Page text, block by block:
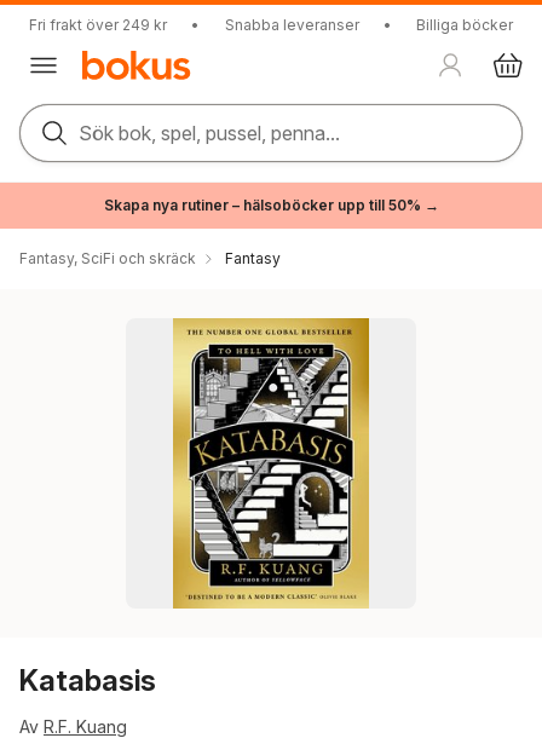
Fri frakt över 249 kr • Snabba leveranser • Billiga böcker
Sök bok, spel, pussel, penna...
Skapa nya rutiner – hälsoböcker upp till 50% →
Fantasy, SciFi och skräck Fantasy
Katabasis
Av R.F. Kuang